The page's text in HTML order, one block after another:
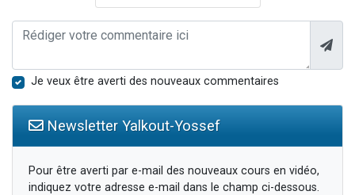
Je veux être averti des nouveaux commentaires
Newsletter Yalkout-Yossef
Pour être averti par e-mail des nouveaux cours en vidéo,
indiquez votre adresse e-mail dans le champ ci-dessous.